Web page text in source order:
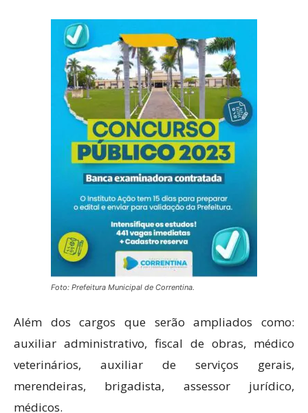
Foto: Prefeitura Municipal de Correntina.
Além dos cargos que serão ampliados como:
auxiliar administrativo, fiscal de obras, médico
veterinários, auxiliar de serviços gerais,
merendeiras, brigadista, assessor jurídico,
médicos.